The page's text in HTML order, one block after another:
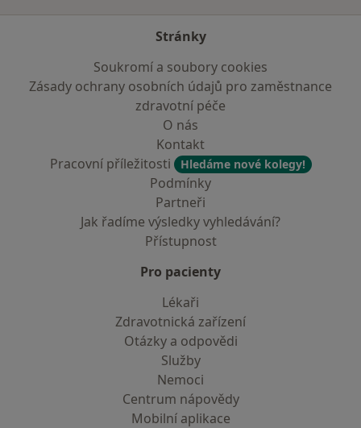
Stránky
Soukromí a soubory cookies
Zásady ochrany osobních údajů pro zaměstnance
zdravotní péče
O nás
Kontakt
Pracovní příležitosti
Hledáme nové kolegy!
Podmínky
Partneři
Jak řadíme výsledky vyhledávání?
Přístupnost
Pro pacienty
Lékaři
Zdravotnická zařízení
Otázky a odpovědi
Služby
Nemoci
Centrum nápovědy
Mobilní aplikace